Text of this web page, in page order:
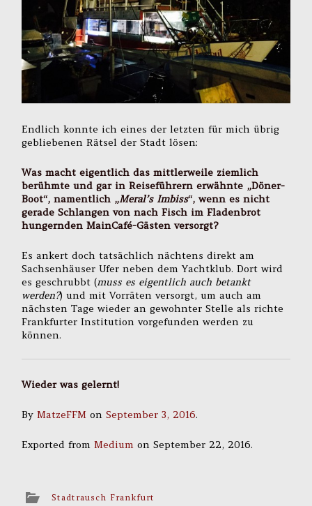
Endlich konnte ich eines der letzten für mich übrig
gebliebenen Rätsel der Stadt lösen:
Was macht eigentlich das mittlerweile ziemlich
berühmte und gar in Reiseführern erwähnte „Döner-
Boot“, namentlich „Meral’s Imbiss“, wenn es nicht
gerade Schlangen von nach Fisch im Fladenbrot
hungernden MainCafé-Gästen versorgt?
Es ankert doch tatsächlich nächtens direkt am
Sachsenhäuser Ufer neben dem Yachtklub. Dort wird
es geschrubbt (muss es eigentlich auch betankt
werden?) und mit Vorräten versorgt, um auch am
nächsten Tage wieder an gewohnter Stelle als richte
Frankfurter Institution vorgefunden werden zu
können.
Wieder was gelernt!
ByMatzeFFM onSeptember 3, 2016.
Exported fromMedium on September 22, 2016.
Stadtrausch Frankfurt